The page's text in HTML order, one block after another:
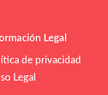
Legal
de privacidad
Legal